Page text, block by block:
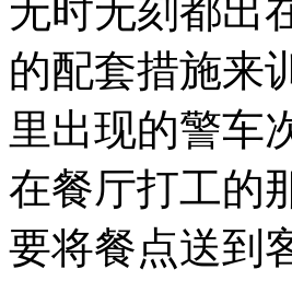
无时无刻都出
的配套措施来
里出现的警车
在餐厅打工的
要将餐点送到